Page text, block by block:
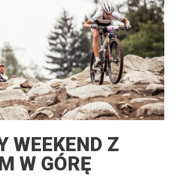
WEEKEND Z
W GÓRĘ